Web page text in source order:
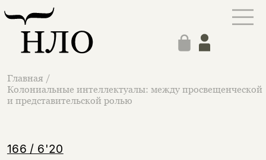
Главная /
Колониальные интеллектуалы: между просвещенческой
и представительской ролью
166 / 6'20